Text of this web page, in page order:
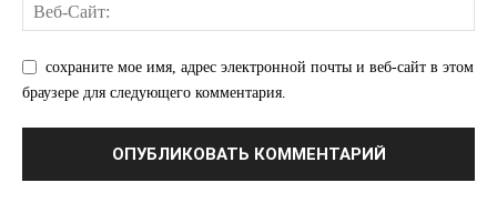
сохраните мое имя, адрес электронной почты и веб-сайт в этом
браузере для следующего комментария.